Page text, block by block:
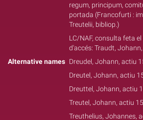
regum, principum,
portada (Francofurti :
Treutelii, bibliop.)
LC/NAF, consulta feta
Alternative names Dreudel, Johann, actiu
Dreutel, Johann, actiu
Dreuttel, Johann, actiu
Treutel, Johann, actiu
Treuthelius, Johannes,